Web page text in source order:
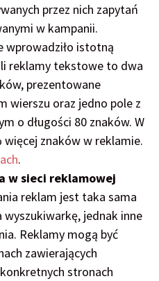
przez nich zapytań
w kampanii.
wprowadziło istotną
reklamy tekstowe to dwa
prezentowane
wierszu oraz jedno pole z
o długości 80 znaków. W
znaków w reklamie.
.
w sieci reklamowej
reklam jest taka sama
wyszukiwarkę, jednak inne
Reklamy mogą być
zawierających
stronach